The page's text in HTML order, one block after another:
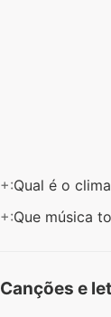
+:Qual é o
+:Que música
Canções e